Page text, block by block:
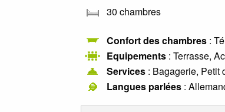
30 chambres
Confort des chambres :
Equipements : Terrasse,
Services : Bagagerie, Petit
Langues parlées :